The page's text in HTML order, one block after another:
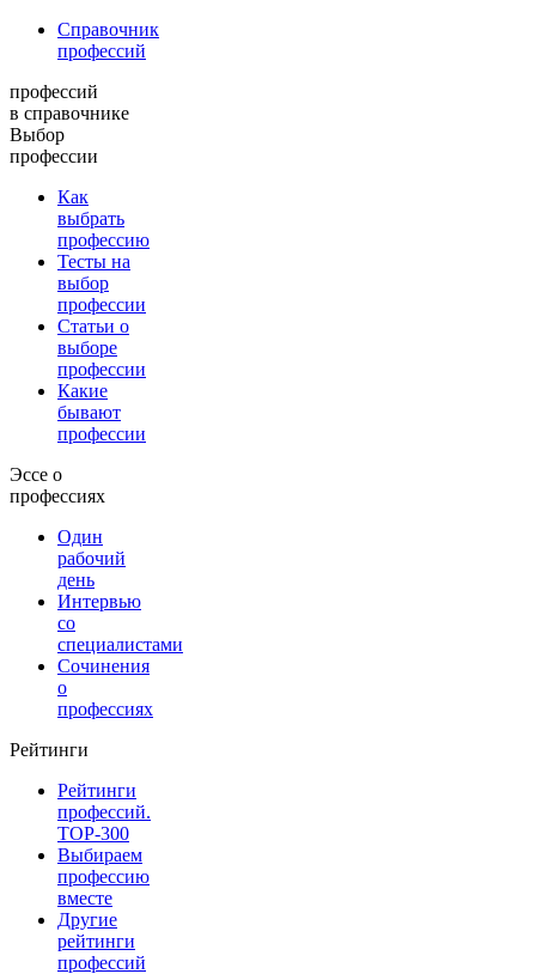
Справочник
профессий
профессий
в справочнике
Выбор
профессии
Как
выбрать
профессию
Тесты на
выбор
профессии
Статьи о
выборе
профессии
Какие
бывают
профессии
Эссе о
профессиях
Один
рабочий
день
Интервью
со
специалистами
Сочинения
о
профессиях
Рейтинги
Рейтинги
профессий.
TOP-300
Выбираем
профессию
вместе
Другие
рейтинги
профессий